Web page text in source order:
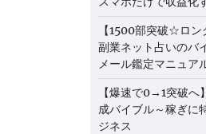
【1500部突破☆ロ
副業ネット占いのバ
メール鑑定マニュア
【爆速で0→1突破
成バイブル～稼ぎに
ジネス